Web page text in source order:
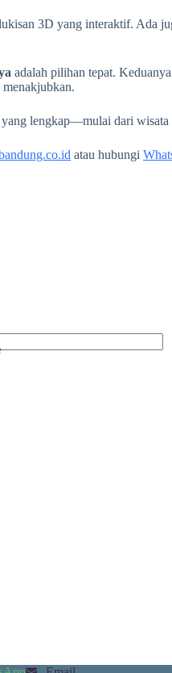
3D yang interaktif. Ada
adalah pilihan tepat.
lengkap—mulai dari
atau hubungi